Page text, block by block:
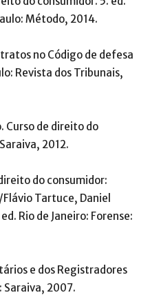
Método, 2014.
no Código de defesa
Revista dos Tribunais,
Curso de direito do
2012.
do consumidor:
Tartuce, Daniel
Rio de Janeiro: Forense:
e dos Registradores
Saraiva, 2007.